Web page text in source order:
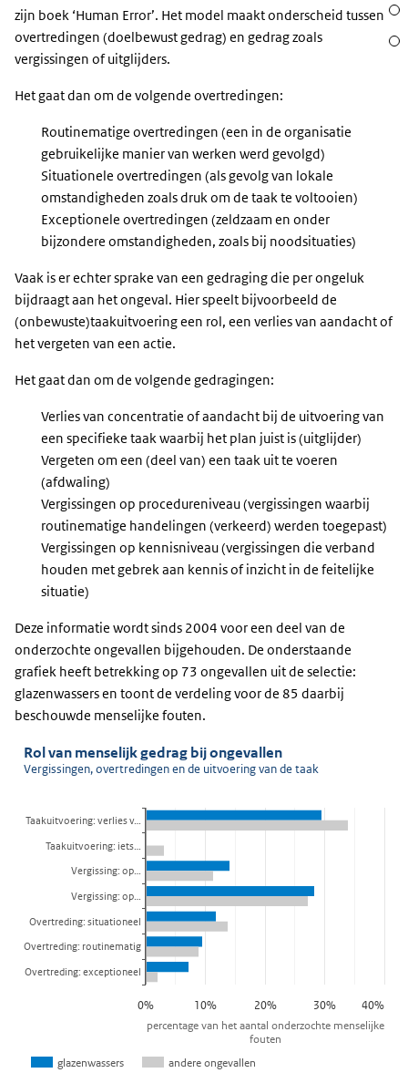
zijn boek ‘Human Error’. Het model maakt onderscheid tussen
overtredingen (doelbewust gedrag) en gedrag zoals
vergissingen of uitglijders.
Het gaat dan om de volgende overtredingen:
Routinematige overtredingen (een in de organisatie
gebruikelijke manier van werken werd gevolgd)
Situationele overtredingen (als gevolg van lokale
omstandigheden zoals druk om de taak te voltooien)
Exceptionele overtredingen (zeldzaam en onder
bijzondere omstandigheden, zoals bij noodsituaties)
Vaak is er echter sprake van een gedraging die per ongeluk
bijdraagt aan het ongeval. Hier speelt bijvoorbeeld de
(onbewuste)taakuitvoering een rol, een verlies van aandacht of
het vergeten van een actie.
Het gaat dan om de volgende gedragingen:
Verlies van concentratie of aandacht bij de uitvoering van
een specifieke taak waarbij het plan juist is (uitglijder)
Vergeten om een (deel van) een taak uit te voeren
(afdwaling)
Vergissingen op procedureniveau (vergissingen waarbij
routinematige handelingen (verkeerd) werden toegepast)
Vergissingen op kennisniveau (vergissingen die verband
houden met gebrek aan kennis of inzicht in de feitelijke
situatie)
Deze informatie wordt sinds 2004 voor een deel van de
onderzochte ongevallen bijgehouden. De onderstaande
grafiek heeft betrekking op 73 ongevallen uit de selectie:
glazenwassers en toont de verdeling voor de 85 daarbij
beschouwde menselijke fouten.